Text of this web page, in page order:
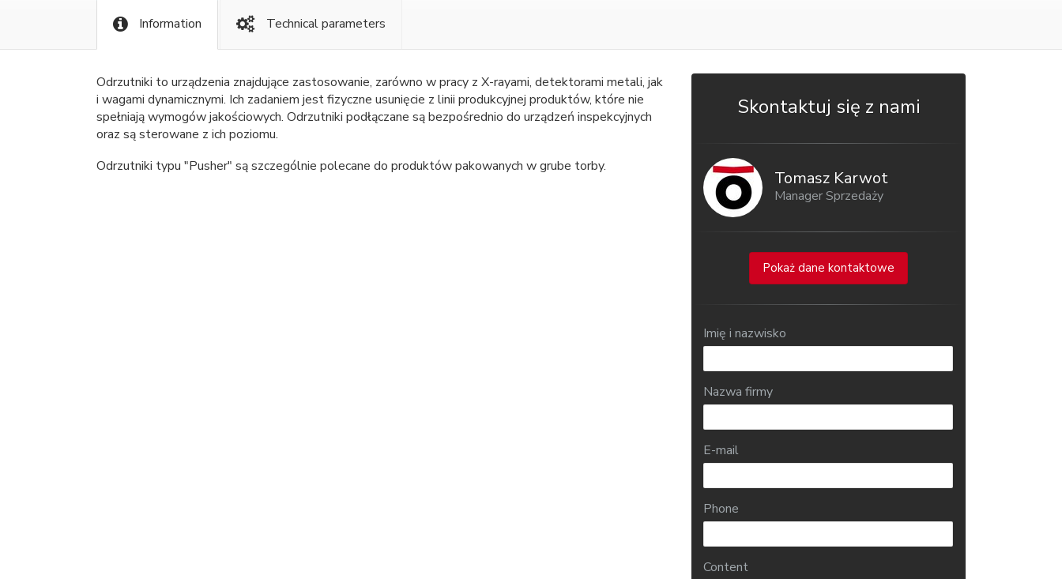
Information Technical parameters
Odrzutniki to urządzenia znajdujące zastosowanie, zarówno w pracy z X-rayami, detektorami metali, jak
i wagami dynamicznymi. Ich zadaniem jest fizyczne usunięcie z linii produkcyjnej produktów, które nie
spełniają wymogów jakościowych. Odrzutniki podłączane są bezpośrednio do urządzeń inspekcyjnych
oraz są sterowane z ich poziomu.
Odrzutniki typu "Pusher" są szczególnie polecane do produktów pakowanych w grube torby.
Skontaktuj się z nami
Tomasz Karwot
Manager Sprzedaży
Pokaż dane kontaktowe
Imię i nazwisko
Nazwa firmy
E-mail
Phone
Content